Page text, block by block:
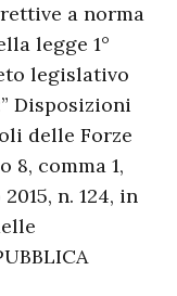
a norma
legge 1°
legislativo
Disposizioni
delle Forze
8, comma 1,
n. 124, in